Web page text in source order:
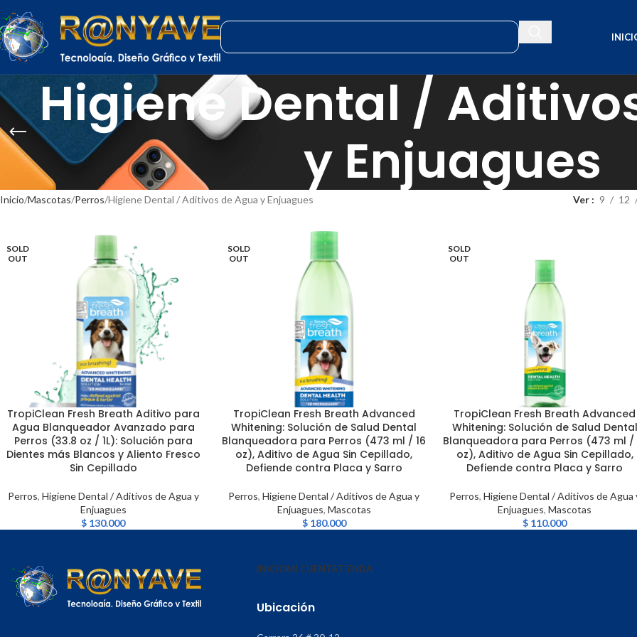
Higiene Dental /
y Enjuagues
Inicio Mascotas Perros Higiene Dental / Aditivos de Agua y Enjuagues Ver 9 12
SOLD
OUT
LEER MÁS
TropiClean Fresh Breath Aditivo para
Agua Blanqueador Avanzado para
Perros (33.8 oz / 1L): Solución para
Dientes más Blancos y Aliento Fresco
Sin Cepillado
Perros, Higiene Dental / Aditivos de Agua y
Enjuagues
$ 130.000
SOLD
OUT
LEER MÁS
TropiClean Fresh Breath Advanced
Whitening: Solución de Salud Dental
Blanqueadora para Perros (473 ml / 16
oz), Aditivo de Agua Sin Cepillado,
Defiende contra Placa y Sarro
Perros,Higiene Dental / Aditivos de Agua y
Enjuagues, Mascotas
$180.000
SOLD
OUT
LEER MÁS
TropiClean Fresh Breath Advanced
Whitening: Solución de Salud Dental
Blanqueadora para Perros (473 ml /
oz), Aditivo de Agua Sin Cepillado,
Defiende contra Placa y Sarro
Perros, Higiene Dental / Aditivos de Agua
Enjuagues,Mascotas
$ 110.000
INICIOMI CUENTATIENDA
Ubicación